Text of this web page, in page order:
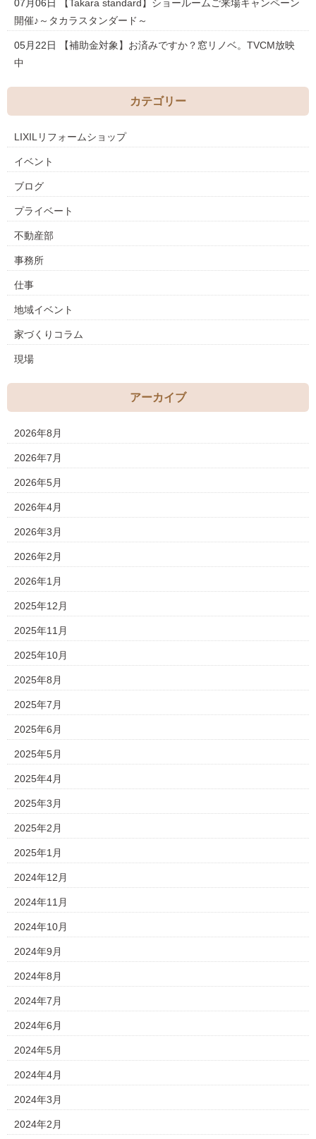
07月06日
【Takara standard】ショールームご来場キャンペーン
開催♪～タカラスタンダード～
05月22日
【補助金対象】お済みですか？窓リノベ。TVCM放映
中
カテゴリー
LIXILリフォームショップ
イベント
ブログ
プライベート
不動産部
事務所
仕事
地域イベント
家づくりコラム
現場
アーカイブ
2026年8月
2026年7月
2026年5月
2026年4月
2026年3月
2026年2月
2026年1月
2025年12月
2025年11月
2025年10月
2025年8月
2025年7月
2025年6月
2025年5月
2025年4月
2025年3月
2025年2月
2025年1月
2024年12月
2024年11月
2024年10月
2024年9月
2024年8月
2024年7月
2024年6月
2024年5月
2024年4月
2024年3月
2024年2月